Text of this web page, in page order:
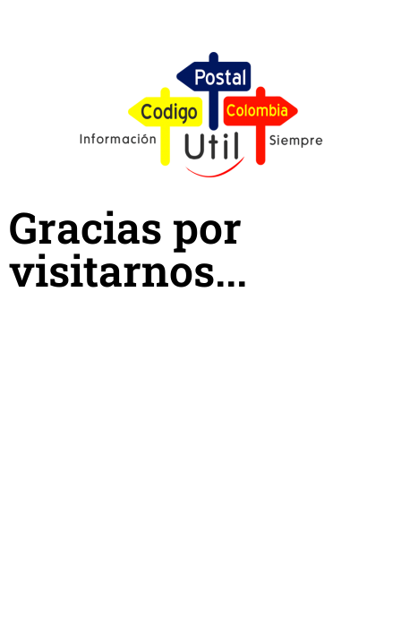
Gracias por
visitarnos...